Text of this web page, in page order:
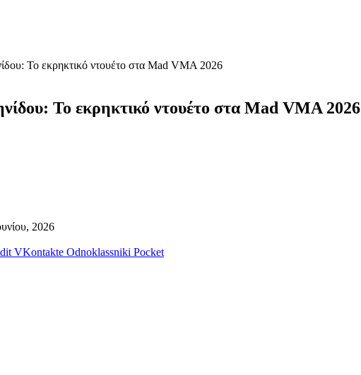
Το εκρηκτικό ντουέτο στα Mad VMA 2026
Το εκρηκτικό ντουέτο στα Mad VMA 2026
2026
VKontakte Odnoklassniki Pocket